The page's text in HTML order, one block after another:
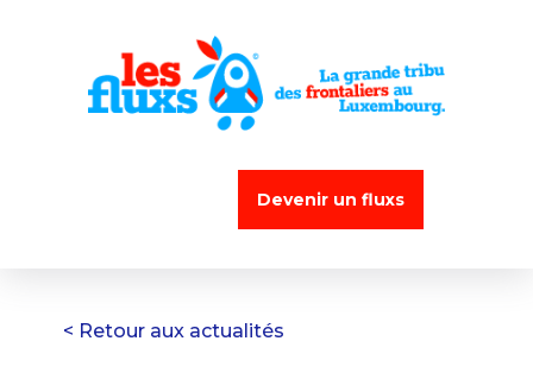
Devenir un fluxs
< Retour aux actualités